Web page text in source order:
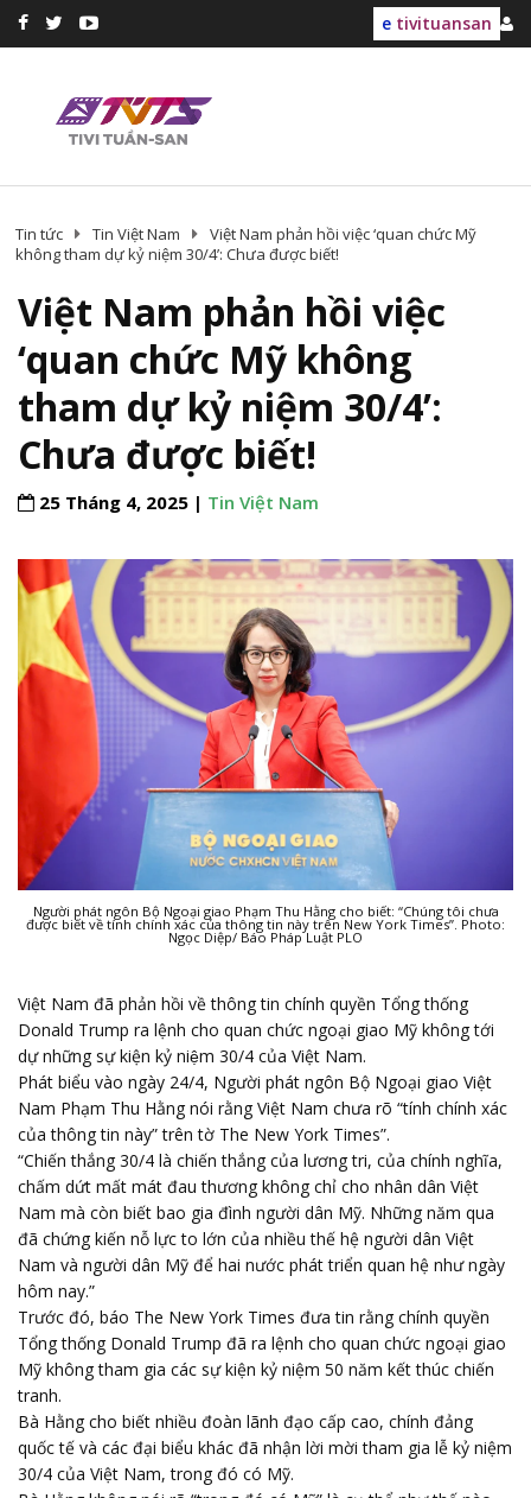
e tivituansan
Tin tức Tin Việt Nam
Việt Nam phản hồi việc ‘quan chức Mỹ
không tham dự kỷ niệm 30/4’: Chưa được biết!
Việt Nam phản hồi việc
‘quan chức Mỹ không
tham dự kỷ niệm 30/4’:
Chưa được biết!
25 Tháng 4, 2025 | Tin Việt Nam
Người phát ngôn Bộ Ngoại giao Phạm Thu Hằng cho biết: “Chúng tôi chưa
được biết về tính chính xác của thông tin này trên New York Times”. Photo:
Ngọc Diệp/ Báo Pháp Luật PLO
Việt Nam đã phản hồi về thông tin chính quyền Tổng thống
Donald Trump ra lệnh cho quan chức ngoại giao Mỹ không tới
dự những sự kiện kỷ niệm 30/4 của Việt Nam.
Phát biểu vào ngày 24/4, Người phát ngôn Bộ Ngoại giao Việt
Nam Phạm Thu Hằng nói rằng Việt Nam chưa rõ “tính chính xác
của thông tin này” trên tờ The New York Times”.
“Chiến thắng 30/4 là chiến thắng của lương tri, của chính nghĩa,
chấm dứt mất mát đau thương không chỉ cho nhân dân Việt
Nam mà còn biết bao gia đình người dân Mỹ. Những năm qua
đã chứng kiến nỗ lực to lớn của nhiều thế hệ người dân Việt
Nam và người dân Mỹ để hai nước phát triển quan hệ như ngày
hôm nay.”
Trước đó, báo The New York Times đưa tin rằng chính quyền
Tổng thống Donald Trump đã ra lệnh cho quan chức ngoại giao
Mỹ không tham gia các sự kiện kỷ niệm 50 năm kết thúc chiến
tranh.
Bà Hằng cho biết nhiều đoàn lãnh đạo cấp cao, chính đảng
quốc tế và các đại biểu khác đã nhận lời mời tham gia lễ kỷ niệm
30/4 của Việt Nam, trong đó có Mỹ.